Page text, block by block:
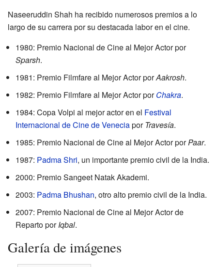
Naseeruddin Shah ha recibido numerosos premios a lo
largo de su carrera por su destacada labor en el cine.
1980: Premio Nacional de Cine al Mejor Actor por
Sparsh.
1981: Premio Filmfare al Mejor Actor porAakrosh.
1982: Premio Filmfare al Mejor Actor porChakra.
1984: Copa Volpi al mejor actor en el Festival
Internacional de Cine de VeneciaporTravesía.
1985: Premio Nacional de Cine al Mejor Actor porPaar.
1987: Padma Shri, un importante premio civil de la India.
2000: Premio Sangeet Natak Akademi.
2003: Padma Bhushan, otro alto premio civil de la India.
2007: Premio Nacional de Cine al Mejor Actor de
Reparto porIqbal.
Galería de imágenes